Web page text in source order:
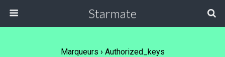
Starmate
Marqueurs › Authorized_keys